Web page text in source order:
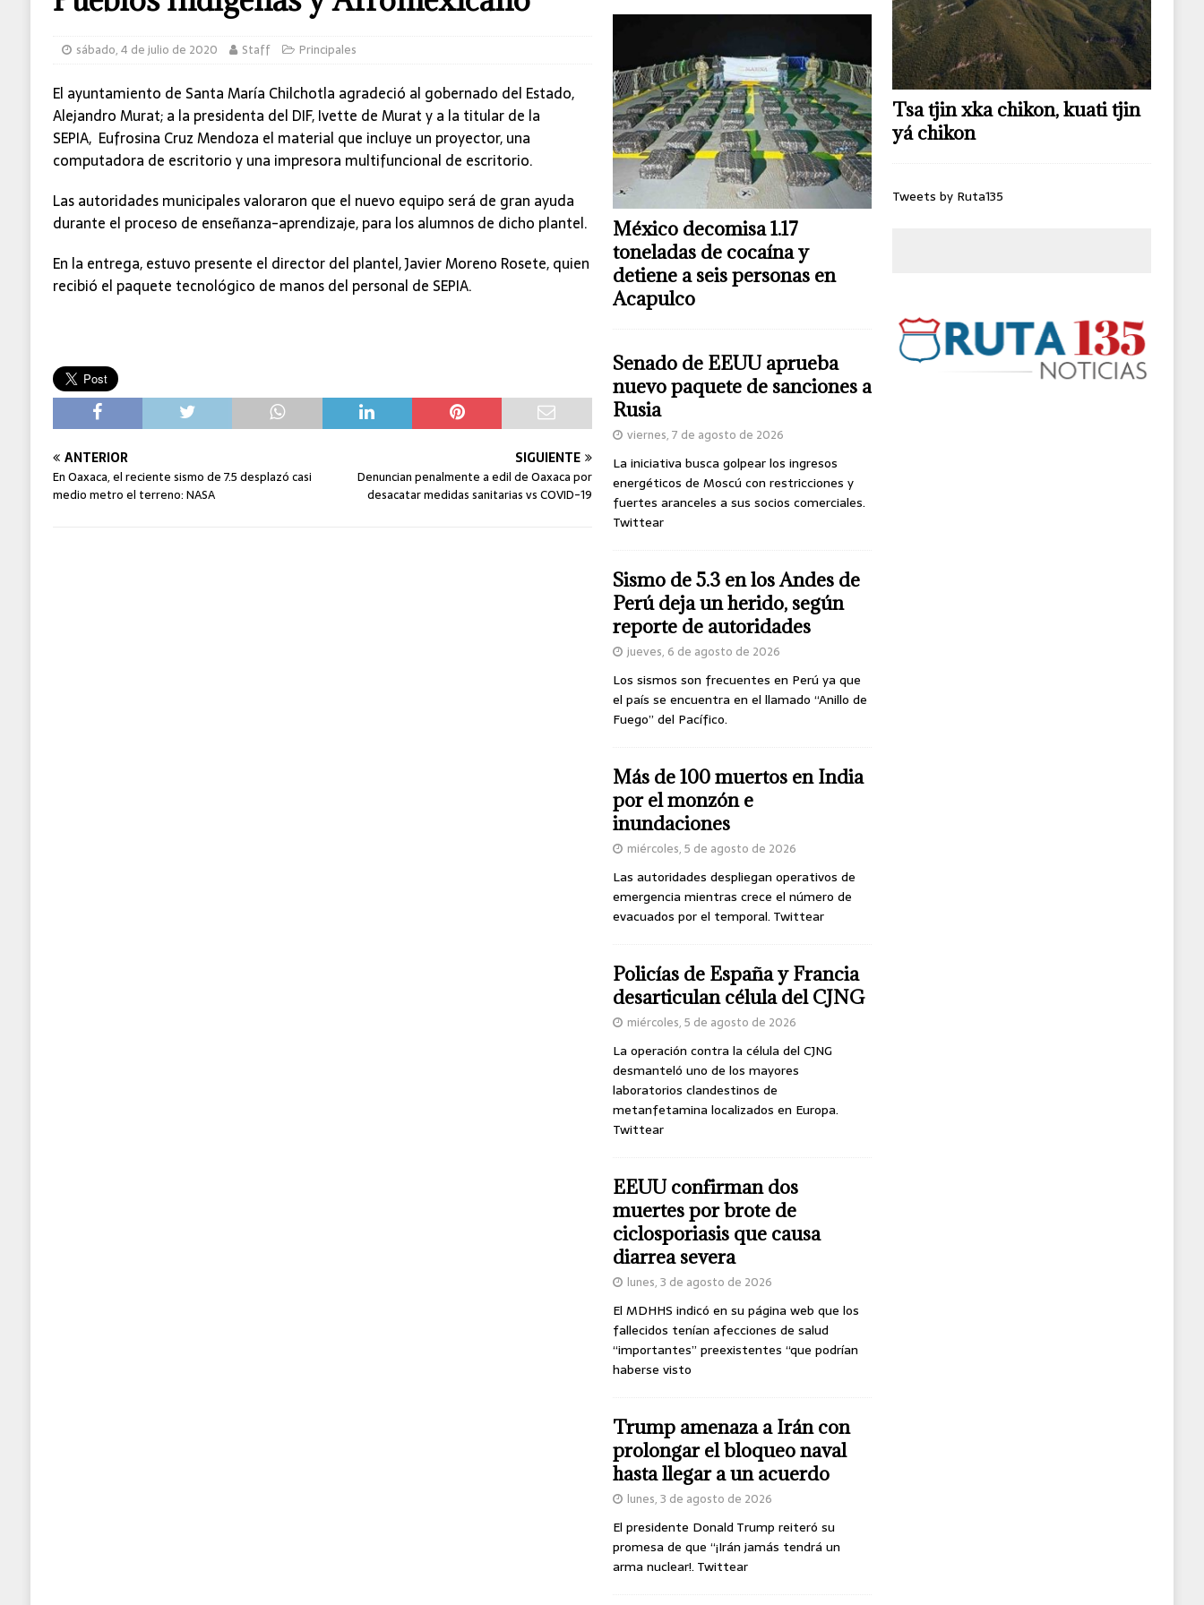
sábado, 4 de julio de 2020 Staff Principales
El ayuntamiento de Santa María Chilchotla agradeció al gobernado del Estado,
Alejandro Murat; a la presidenta del DIF, Ivette de Murat y a la titular de la
SEPIA, Eufrosina Cruz Mendoza el material que incluye un proyector, una
computadora de escritorio y una impresora multifuncional de escritorio.
Las autoridades municipales valoraron que el nuevo equipo será de gran ayuda
durante el proceso de enseñanza-aprendizaje, para los alumnos de dicho plantel.
En la entrega, estuvo presente el director del plantel, Javier Moreno Rosete, quien
recibió el paquete tecnológico de manos del personal de SEPIA.
ANTERIOR
En Oaxaca, el reciente sismo de 7.5 desplazó casi
medio metro el terreno: NASA
SIGUIENTE
Denuncian penalmente a edil de Oaxaca por
desacatar medidas sanitarias vs COVID-19
México decomisa 1.17
toneladas de cocaína y
detiene a seis personas en
Acapulco
Senado de EEUU aprueba
nuevo paquete de sanciones a
Rusia
viernes, 7 de agosto de 2026
La iniciativa busca golpear los ingresos
energéticos de Moscú con restricciones y
fuertes aranceles a sus socios comerciales.
Twittear
Sismo de 5.3 en los Andes de
Perú deja un herido, según
reporte de autoridades
jueves, 6 de agosto de 2026
Los sismos son frecuentes en Perú ya que
el país se encuentra en el llamado “Anillo de
Fuego” del Pacífico.
Más de 100 muertos en India
por el monzón e
inundaciones
miércoles, 5 de agosto de 2026
Las autoridades despliegan operativos de
emergencia mientras crece el número de
evacuados por el temporal. Twittear
Policías de España y Francia
desarticulan célula del CJNG
miércoles, 5 de agosto de 2026
La operación contra la célula del CJNG
desmanteló uno de los mayores
laboratorios clandestinos de
metanfetamina localizados en Europa.
Twittear
EEUU confirman dos
muertes por brote de
ciclosporiasis que causa
diarrea severa
lunes, 3 de agosto de 2026
El MDHHS indicó en su página web que los
fallecidos tenían afecciones de salud
“importantes” preexistentes “que podrían
haberse visto
Trump amenaza a Irán con
prolongar el bloqueo naval
hasta llegar a un acuerdo
lunes, 3 de agosto de 2026
El presidente Donald Trump reiteró su
promesa de que “¡Irán jamás tendrá un
arma nuclear!. Twittear
Tsa tjin xka chikon, kuati tjin
yá chikon
Tweets by Ruta135